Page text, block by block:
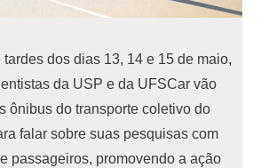
tardes dos dias 13, 14 e 15 de maio,
da USP e da UFSCar vão
ônibus do transporte coletivo do
falar sobre suas pesquisas com
passageiros, promovendo a ação